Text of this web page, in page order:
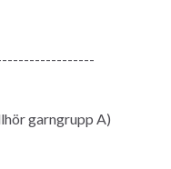
garngrupp A)